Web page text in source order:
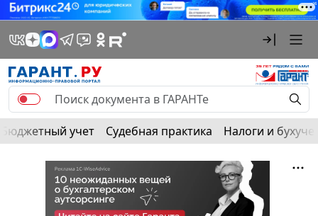
Бюджетный учет Судебная практика Налоги и